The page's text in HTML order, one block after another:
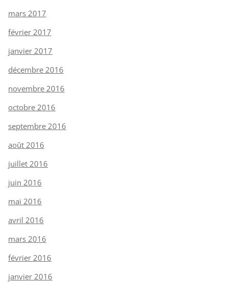
mars 2017
février 2017
janvier 2017
décembre 2016
novembre 2016
octobre 2016
septembre 2016
août 2016
juillet 2016
juin 2016
mai 2016
avril 2016
mars 2016
février 2016
janvier 2016